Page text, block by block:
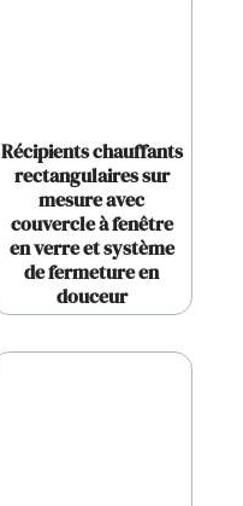
Récipients chauffants
rectangulaires sur
mesure avec
couvercle à fenêtre
en verre et système
de fermeture en
douceur